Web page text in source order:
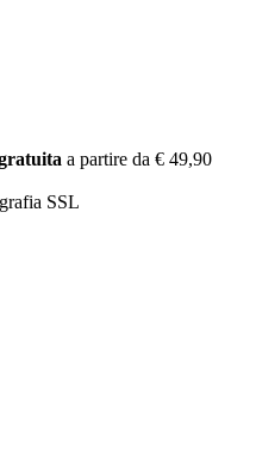
a partire da € 49,90
SSL